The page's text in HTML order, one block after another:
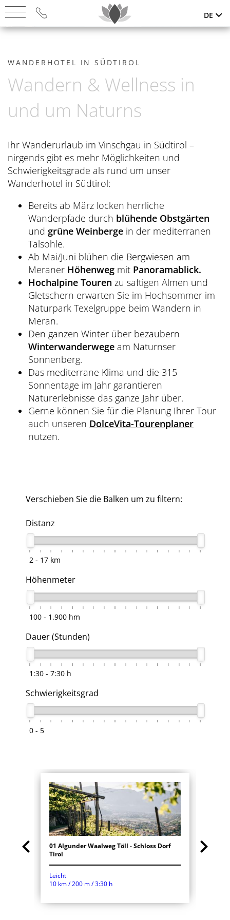
DE
Startseite
Gourmetküche
Bilder
News
Nachhaltigkeit
Gastgeber & Historie
Jobs & Benefits
Awards
Preidlhof Events
Belvita
Preferred Hotels & Resorts
SUITEN & PREISE
Suiten
Angebote
Last Minute
Inklusivleistungen
Gutscheine
Geschäftsbedingungen
DOLCE VITA
Dolce Vita Vorteile
Cabrio & Trike
Vespa & Quad
Sleep Well System
Dolce Vita Blog
Übersicht
Preidl Secrets
Winter-Romantik
Honeymoon
PREIDL SPA
Übersicht
Therme/Thermalwasser
Retreats
Sauna Tower
Pools & Park
À-la-carte-Treatments
Spa News-Blog
PREIDL MED SPA
Philosophie
Med Spa Team
Medical Health Packages
Checks & Therapien
Etikette & Kostenrückerstattung
Brixsana
AKTIV & SPORT
Übersicht
Wandern
Biken
Golf
Yoga
Fitness
Fun Sports
Tennis
Skilaufen
SÜDTIROL & MERAN
Übersicht
Reinhold Messner
Ötzi
Klima & Naturpark
Sights & Ausflüge
Shoppen & Kultur
Privat-Touren - Ausflüge im Preidlhof
WANDERHOTEL IN SÜDTIROL
Wandern & Wellness in
und um Naturns
Ihr Wanderurlaub im Vinschgau in Südtirol –
nirgends gibt es mehr Möglichkeiten und
Schwierigkeitsgrade als rund um unser
Wanderhotel in Südtirol:
Bereits ab März locken herrliche
Wanderpfade durch blühende Obstgärten
und grüne Weinberge in der mediterranen
Talsohle.
Ab Mai/Juni blühen die Bergwiesen am
Meraner Höhenweg mit Panoramablick.
Hochalpine Touren zu saftigen Almen und
Gletschern erwarten Sie im Hochsommer im
Naturpark Texelgruppe beim Wandern in
Meran.
Den ganzen Winter über bezaubern
Winterwanderwege am Naturnser
Sonnenberg.
Das mediterrane Klima und die 315
Sonnentage im Jahr garantieren
Naturerlebnisse das ganze Jahr über.
Gerne können Sie für die Planung Ihrer Tour
auch unseren DolceVita-Tourenplaner
nutzen.
Verschieben Sie die Balken um zu filtern:
Distanz
2 - 17km
Höhenmeter
100 - 1.900hm
Dauer (Stunden)
1:30 - 7:30h
Schwierigkeitsgrad
0 - 5
01 Algunder Waalweg Töll - Schloss Dorf
Tirol
Leicht
10 km / 200 m / 3:30 h
 